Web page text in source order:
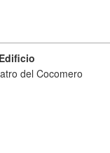
del Cocomero